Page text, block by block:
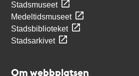
Stadsmuseet
Medeltidsmuseet
Stadsbiblioteket
Stadsarkivet
Om webbplatsen